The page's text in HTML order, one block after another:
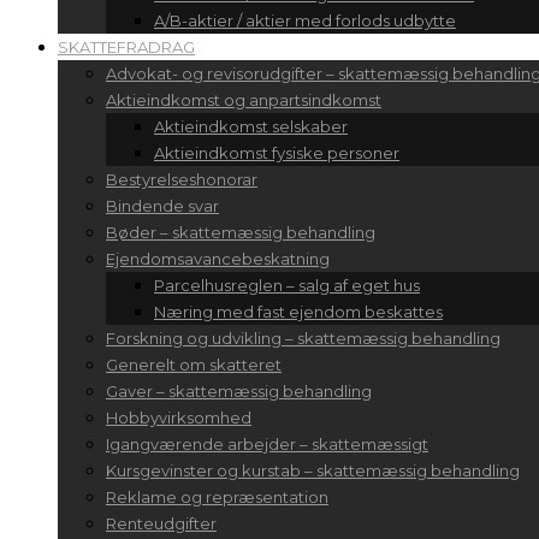
A/B-aktier / aktier med forlods udbytte
SKATTEFRADRAG
Advokat- og revisorudgifter – skattemæssig
Aktieindkomst og anpartsindkomst
Aktieindkomst selskaber
Aktieindkomst fysiske personer
Bestyrelseshonorar
Bindende svar
Bøder – skattemæssig behandling
Ejendomsavancebeskatning
Parcelhusreglen – salg af eget hus
Næring med fast ejendom beskattes
Forskning og udvikling – skattemæssig behandling
Generelt om skatteret
Gaver – skattemæssig behandling
Hobbyvirksomhed
Igangværende arbejder – skattemæssigt
Kursgevinster og kurstab – skattemæssig behandling
Reklame og repræsentation
Renteudgifter